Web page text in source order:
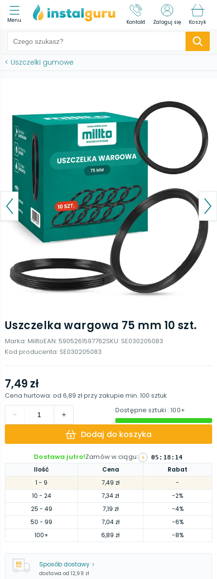
Menu Kontakt Zaloguj się Koszyk
< Uszczelki gumowe
Uszczelka wargowa 75 mm 10 szt.
Marka: MilltoEAN: 5905261597762SKU: SE030205083
Kod producenta: SE030205083
Ilość Cena
Rabat
1 - 9 7,49 zł
-
10 - 24 7,34 zł
-2%
25 - 49 7,19 zł
-4%
50 - 99 7,04 zł
-6%
100+ 6,89 zł -8%
7,49 zł
Cena hurtowa: od 6,89 złprzy zakupie min. 100 sztuk
Dostępne sztuki : 100+
Dodaj do koszyka
Dostawa jutro!Zamów w ciągu: 05 : 18 : 13
Sposób dostawy
dostawa od 12,99 zł